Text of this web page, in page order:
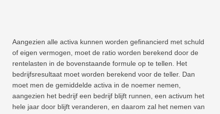
Aangezien alle activa kunnen worden gefinancierd met schuld
of eigen vermogen, moet de ratio worden berekend door de
rentelasten in de bovenstaande formule op te tellen. Het
bedrijfsresultaat moet worden berekend voor de teller. Dan
moet men de gemiddelde activa in de noemer nemen,
aangezien het bedrijf een bedrijf blijft runnen, een activum het
hele jaar door blijft veranderen, en daarom zal het nemen van